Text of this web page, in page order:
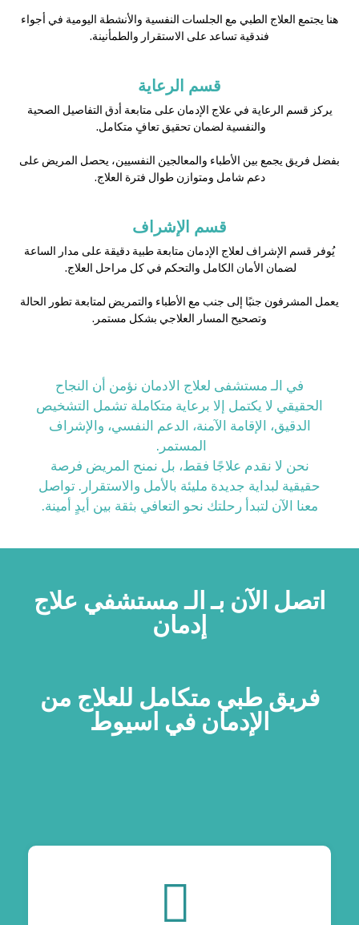
هنا يجتمع العلاج الطبي مع الجلسات النفسية والأنشطة اليومية في أجواء
فندقية تساعد على الاستقرار والطمأنينة.
قسم الرعاية
يركز قسم الرعاية في علاج الإدمان على متابعة أدق التفاصيل الصحية
والنفسية لضمان تحقيق تعافٍ متكامل.
بفضل فريق يجمع بين الأطباء والمعالجين النفسيين، يحصل المريض على
دعم شامل ومتوازن طوال فترة العلاج.
قسم الإشراف
يُوفر قسم الإشراف لعلاج الإدمان متابعة طبية دقيقة على مدار الساعة
لضمان الأمان الكامل والتحكم في كل مراحل العلاج.
يعمل المشرفون جنبًا إلى جنب مع الأطباء والتمريض لمتابعة تطور الحالة
وتصحيح المسار العلاجي بشكل مستمر.
في الـ مستشفى لعلاج الادمان نؤمن أن النجاح
الحقيقي لا يكتمل إلا برعاية متكاملة تشمل التشخيص
الدقيق، الإقامة الآمنة، الدعم النفسي، والإشراف
المستمر.
نحن لا نقدم علاجًا فقط، بل نمنح المريض فرصة
حقيقية لبداية جديدة مليئة بالأمل والاستقرار. تواصل
معنا الآن لتبدأ رحلتك نحو التعافي بثقة بين أيدٍ أمينة.
اتصل الآن بـ الـ مستشفي علاج
إدمان
فريق طبي متكامل للعلاج من
الإدمان في اسيوط